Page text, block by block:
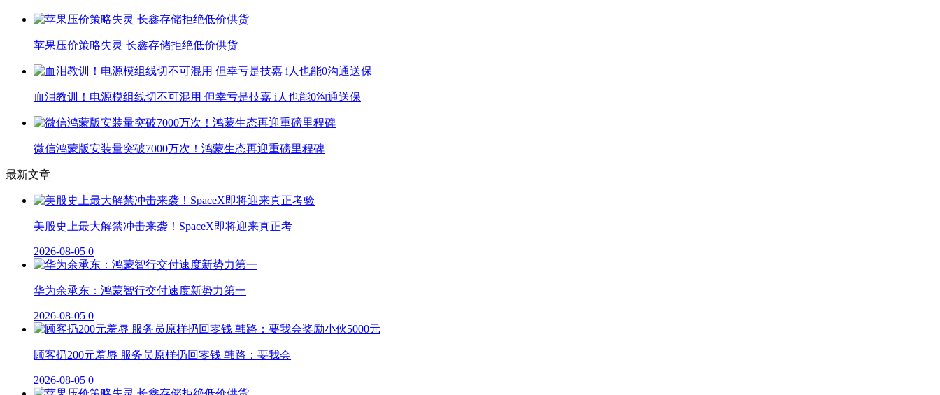
苹果压价策略失灵 长鑫存储拒绝低价供货
血泪教训！电源模组线切不可混用 但幸亏是技嘉 i人也能0沟通送保
微信鸿蒙版安装量突破7000万次！鸿蒙生态再迎重磅里程碑
最新文章
美股史上最大解禁冲击来袭！SpaceX即将迎来真正考
2026-08-05 0
华为余承东：鸿蒙智行交付速度新势力第一
2026-08-05 0
顾客扔200元羞辱 服务员原样扔回零钱 韩路：要我会
2026-08-05 0